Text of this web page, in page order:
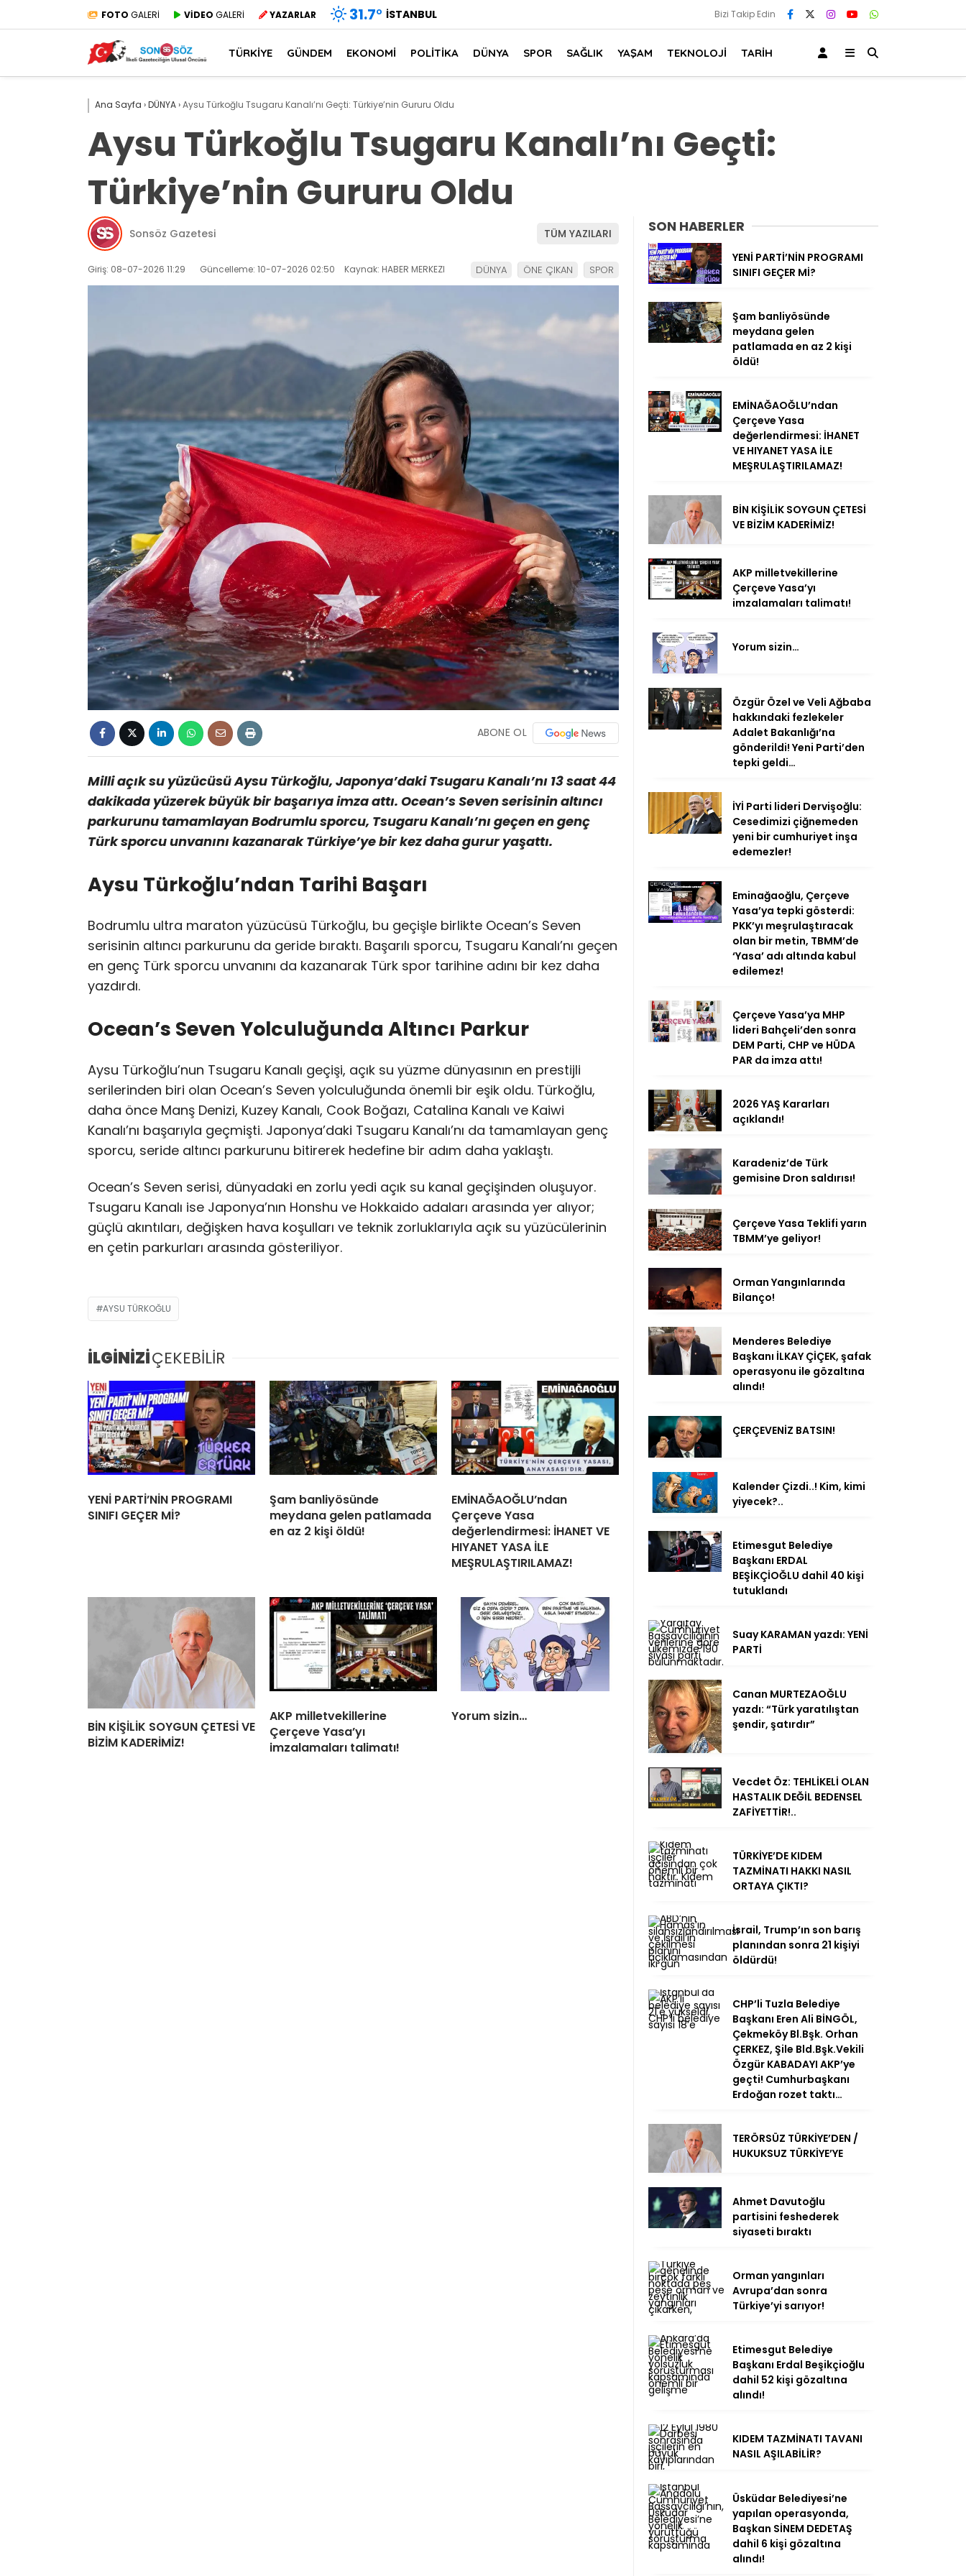
FOTO GALERİ VİDEO GALERİ YAZARLAR 31.7° İSTANBUL Bizi Takip Edin
TÜRKİYE GÜNDEM EKONOMİ POLİTİKA DÜNYA SPOR SAĞLIK YAŞAM TEKNOLOJİ TARİH
Ana Sayfa ›DÜNYA›Aysu Türkoğlu Tsugaru Kanalı’nı Geçti: Türkiye’nin Gururu Oldu
Aysu Türkoğlu Tsugaru Kanalı’nı Geçti:
Türkiye’nin Gururu Oldu
Sonsöz Gazetesi TÜM YAZILARI
Giriş: 08-07-2026 11:29 Güncelleme: 10-07-2026 02:50 Kaynak: HABER MERKEZI DÜNYA ÖNE ÇIKAN SPOR
ABONE OL
Milli açık su yüzücüsü Aysu Türkoğlu, Japonya’daki Tsugaru Kanalı’nı 13 saat 44
dakikada yüzerek büyük bir başarıya imza attı. Ocean’s Seven serisinin altıncı
parkurunu tamamlayan Bodrumlu sporcu, Tsugaru Kanalı’nı geçen en genç
Türk sporcu unvanını kazanarak Türkiye’ye bir kez daha gurur yaşattı.
Aysu Türkoğlu’ndan Tarihi Başarı
Bodrumlu ultra maraton yüzücüsü Türkoğlu, bu geçişle birlikte Ocean’s Seven
serisinin altıncı parkurunu da geride bıraktı. Başarılı sporcu, Tsugaru Kanalı’nı geçen
en genç Türk sporcu unvanını da kazanarak Türk spor tarihine adını bir kez daha
yazdırdı.
Ocean’s Seven Yolculuğunda Altıncı Parkur
Aysu Türkoğlu’nun Tsugaru Kanalı geçişi, açık su yüzme dünyasının en prestijli
serilerinden biri olan Ocean’s Seven yolculuğunda önemli bir eşik oldu. Türkoğlu,
daha önce Manş Denizi, Kuzey Kanalı, Cook Boğazı, Catalina Kanalı ve Kaiwi
Kanalı’nı başarıyla geçmişti. Japonya’daki Tsugaru Kanalı’nı da tamamlayan genç
sporcu, seride altıncı parkurunu bitirerek hedefine bir adım daha yaklaştı.
Ocean’s Seven serisi, dünyadaki en zorlu yedi açık su kanal geçişinden oluşuyor.
Tsugaru Kanalı ise Japonya’nın Honshu ve Hokkaido adaları arasında yer alıyor;
güçlü akıntıları, değişken hava koşulları ve teknik zorluklarıyla açık su yüzücülerinin
en çetin parkurları arasında gösteriliyor.
AYSU TÜRKOĞLU
İLGİNİZİÇEKEBİLİR
YENİ PARTİ’NİN PROGRAMI
SINIFI GEÇER Mİ?
Şam banliyösünde
meydana gelen patlamada
en az 2 kişi öldü!
EMİNAĞAOĞLU’ndan
Çerçeve Yasa
değerlendirmesi: İHANET VE
HIYANET YASA İLE
MEŞRULAŞTIRILAMAZ!
BİN KİŞİLİK SOYGUN ÇETESİ VE
BİZİM KADERİMİZ!
AKP milletvekillerine
Çerçeve Yasa’yı
imzalamaları talimatı!
Yorum sizin…
SON HABERLER
YENİ PARTİ’NİN PROGRAMI
SINIFI GEÇER Mİ?
Şam banliyösünde
meydana gelen
patlamada en az 2 kişi
öldü!
EMİNAĞAOĞLU’ndan
Çerçeve Yasa
değerlendirmesi: İHANET
VE HIYANET YASA İLE
MEŞRULAŞTIRILAMAZ!
BİN KİŞİLİK SOYGUN ÇETESİ
VE BİZİM KADERİMİZ!
AKP milletvekillerine
Çerçeve Yasa’yı
imzalamaları talimatı!
Yorum sizin…
Özgür Özel ve Veli Ağbaba
hakkındaki fezlekeler
Adalet Bakanlığı’na
gönderildi! Yeni Parti’den
tepki geldi…
İYİ Parti lideri Dervişoğlu:
Cesedimizi çiğnemeden
yeni bir cumhuriyet inşa
edemezler!
Eminağaoğlu, Çerçeve
Yasa’ya tepki gösterdi:
PKK’yı meşrulaştıracak
olan bir metin, TBMM’de
‘Yasa’ adı altında kabul
edilemez!
Çerçeve Yasa’ya MHP
lideri Bahçeli’den sonra
DEM Parti, CHP ve HÜDA
PAR da imza attı!
2026 YAŞ Kararları
açıklandı!
Karadeniz’de Türk
gemisine Dron saldırısı!
Çerçeve Yasa Teklifi yarın
TBMM’ye geliyor!
Orman Yangınlarında
Bilanço!
Menderes Belediye
Başkanı İLKAY ÇİÇEK, şafak
operasyonu ile gözaltına
alındı!
ÇERÇEVENİZ BATSIN!
Kalender Çizdi..! Kim, kimi
yiyecek?..
Etimesgut Belediye
Başkanı ERDAL
BEŞİKÇİOĞLU dahil 40 kişi
tutuklandı
Suay KARAMAN yazdı: YENİ
PARTİ
Canan MURTEZAOĞLU
yazdı: “Türk yaratılıştan
şendir, şatırdır”
Vecdet Öz: TEHLİKELİ OLAN
HASTALIK DEĞİL BEDENSEL
ZAFİYETTİR!..
TÜRKİYE’DE KIDEM
TAZMİNATI HAKKI NASIL
ORTAYA ÇIKTI?
İsrail, Trump’ın son barış
planından sonra 21 kişiyi
öldürdü!
CHP’li Tuzla Belediye
Başkanı Eren Ali BİNGÖL,
Çekmeköy Bl.Bşk. Orhan
ÇERKEZ, Şile Bld.Bşk.Vekili
Özgür KABADAYI AKP’ye
geçti! Cumhurbaşkanı
Erdoğan rozet taktı…
TERÖRSÜZ TÜRKİYE’DEN /
HUKUKSUZ TÜRKİYE’YE
Ahmet Davutoğlu
partisini feshederek
siyaseti bıraktı
Orman yangınları
Avrupa’dan sonra
Türkiye’yi sarıyor!
Etimesgut Belediye
Başkanı Erdal Beşikçioğlu
dahil 52 kişi gözaltına
alındı!
KIDEM TAZMİNATI TAVANI
NASIL AŞILABİLİR?
Üsküdar Belediyesi’ne
yapılan operasyonda,
Başkan SİNEM DEDETAŞ
dahil 6 kişi gözaltına
alındı!